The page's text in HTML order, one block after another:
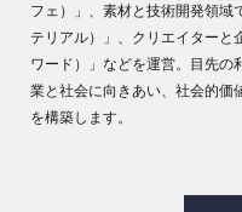
フェ）」、素材と技術開発領域
テリアル）」、クリエイターと
ワード）」などを運営。目先の
業と社会に向きあい、社会的価
を構築します。